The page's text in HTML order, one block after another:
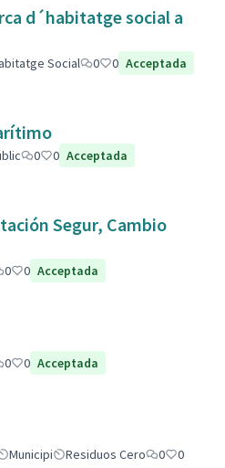
Social 0 0 Acceptada
0 0 Acceptada
Segur, Cambio
0 0 Acceptada
0 0 Acceptada
Municipi Residuos Cero 0
0